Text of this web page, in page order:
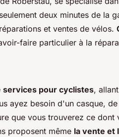
deux minutes de la
et ventes de vélos.
faire particulier à la
services pour cyclistes,
ayez besoin d'un casque,
que vous trouverez ce dont
proposent même la vente et